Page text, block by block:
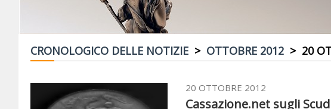
CRONOLOGICO DELLE NOTIZIE > OTTOBRE 2012 > 20
20 OTTOBRE 2012
Cassazione.net sugli